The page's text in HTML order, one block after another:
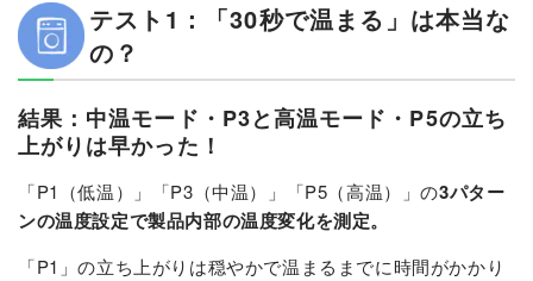
テスト1：「30秒で温まる」は本当な
の？
結果：中温モード・P3と高温モード・P5の立ち
上がりは早かった！
「P1（低温）」「P3（中温）」「P5（高温）」の3パター
ンの温度設定で製品内部の温度変化を測定。
「P1」の立ち上がりは穏やかで温まるまでに時間がかかり